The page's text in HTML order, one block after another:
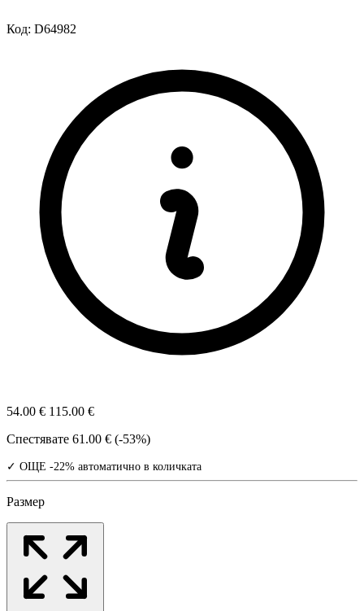
Код: D64982
54.00 € 115.00 €
Спестявате 61.00 € (-53%)
✓ ОЩЕ -22% автоматично в количката
Размер